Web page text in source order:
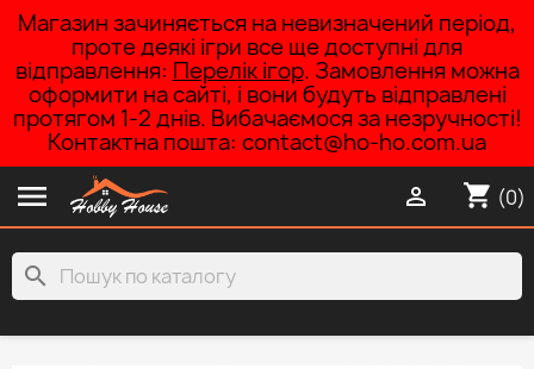
Магазин зачиняється на невизначений період,
проте деякі ігри все ще доступні для
відправлення: Перелік ігор. Замовлення можна
оформити на сайті, і вони будуть відправлені
протягом 1-2 днів. Вибачаємося за незручності!
Контактна пошта: contact@ho-ho.com.ua
 shopping_cart (0)

search